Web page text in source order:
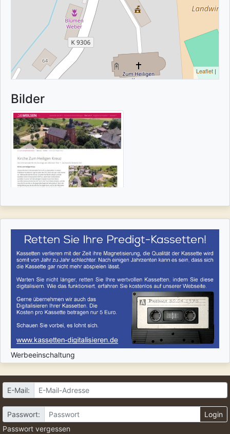
Leaflet |
Bilder
Werbeeinschaltung
E-Mail:
Passwort:
Login
Passwort vergessen